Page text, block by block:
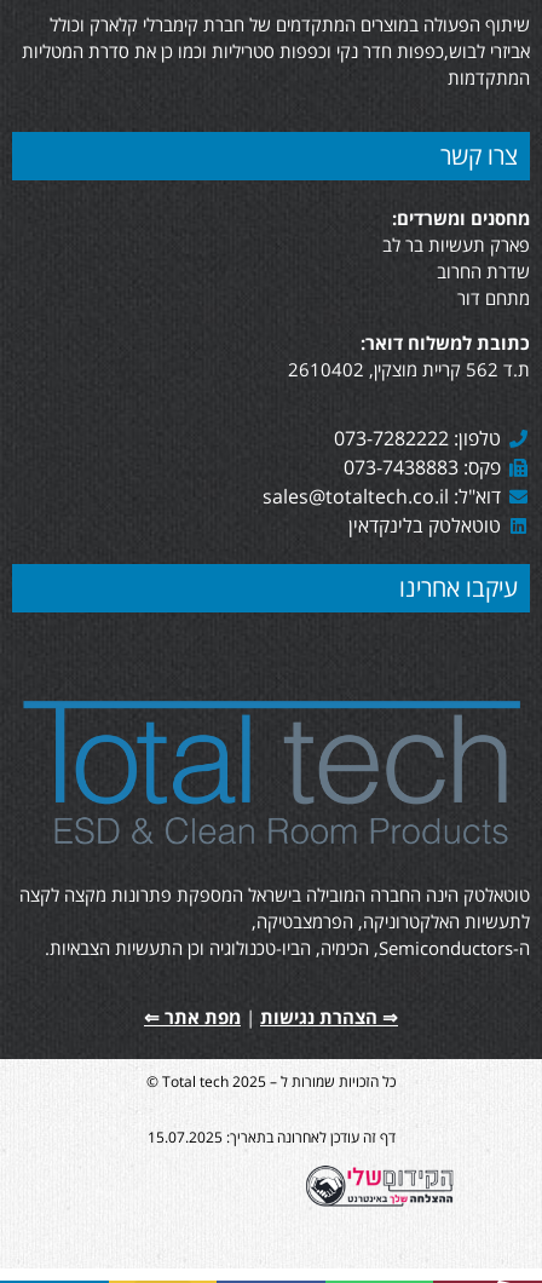
שיתוף הפעולה במוצרים המתקדמים של חברת קימברלי קלארק וכולל
אביזרי לבוש,כפפות חדר נקי וכפפות סטריליות וכמו כן את סדרת המטליות
המתקדמות
צרו קשר
מחסנים ומשרדים:
פארק תעשיות בר לב
שדרת החרוב
מתחם דור
כתובת למשלוח דואר:
ת.ד 562 קריית מוצקין, 2610402
טלפון: 073-7282222
פקס: 073-7438883
דוא"ל: sales@totaltech.co.il
טוטאלטק בלינקדאין
עיקבו אחרינו
טוטאלטק הינה החברה המובילה בישראל המספקת פתרונות מקצה לקצה
לתעשיות האלקטרוניקה, הפרמצבטיקה,
ה-Semiconductors, הכימיה, הביו-טכנולוגיה וכן התעשיות הצבאיות.
⇒ הצהרת נגישות | מפת אתר ⇐
כל הזכויות שמורות ל – Total tech 2025 ©
דף זה עודכן לאחרונה בתאריך: 15.07.2025